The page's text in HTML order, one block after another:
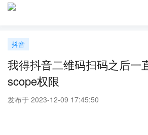
抖音
我得抖音二维码扫码之后一
scope权限
发布于 2023-12-09 17:45:50